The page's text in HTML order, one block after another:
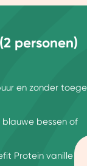
Toestemming
personen)
en zonder
blauwe bessen of
Protein vanille